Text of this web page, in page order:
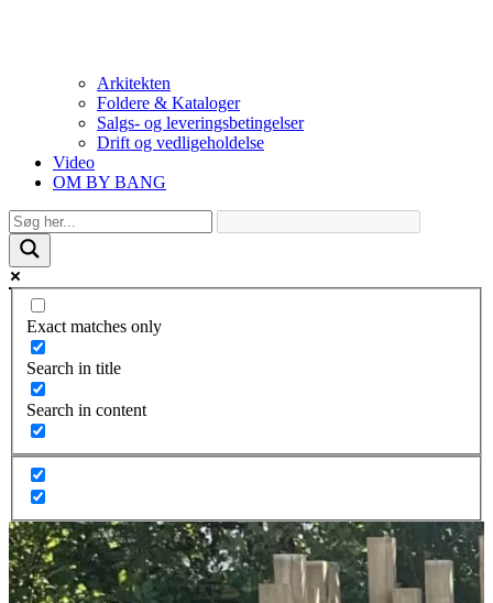
Arkitekten
Foldere & Kataloger
Salgs- og leveringsbetingelser
Drift og vedligeholdelse
Video
OM BY BANG
Exact matches only
Search in title
Search in content